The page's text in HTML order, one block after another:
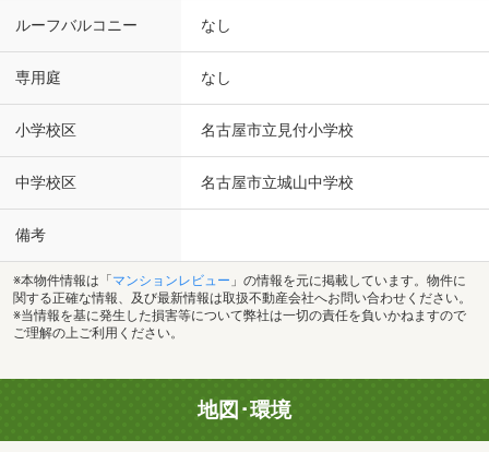
ルーフバルコニー なし
専用庭 なし
小学校区 名古屋市立見付小学校
中学校区 名古屋市立城山中学校
備考
※本物件情報は「 マンションレビュー 」の情報を元に掲載しています。物件に
関する正確な情報、及び最新情報は取扱不動産会社へお問い合わせください。
※当情報を基に発生した損害等について弊社は一切の責任を負いかねますので
ご理解の上ご利用ください。
地図･環境